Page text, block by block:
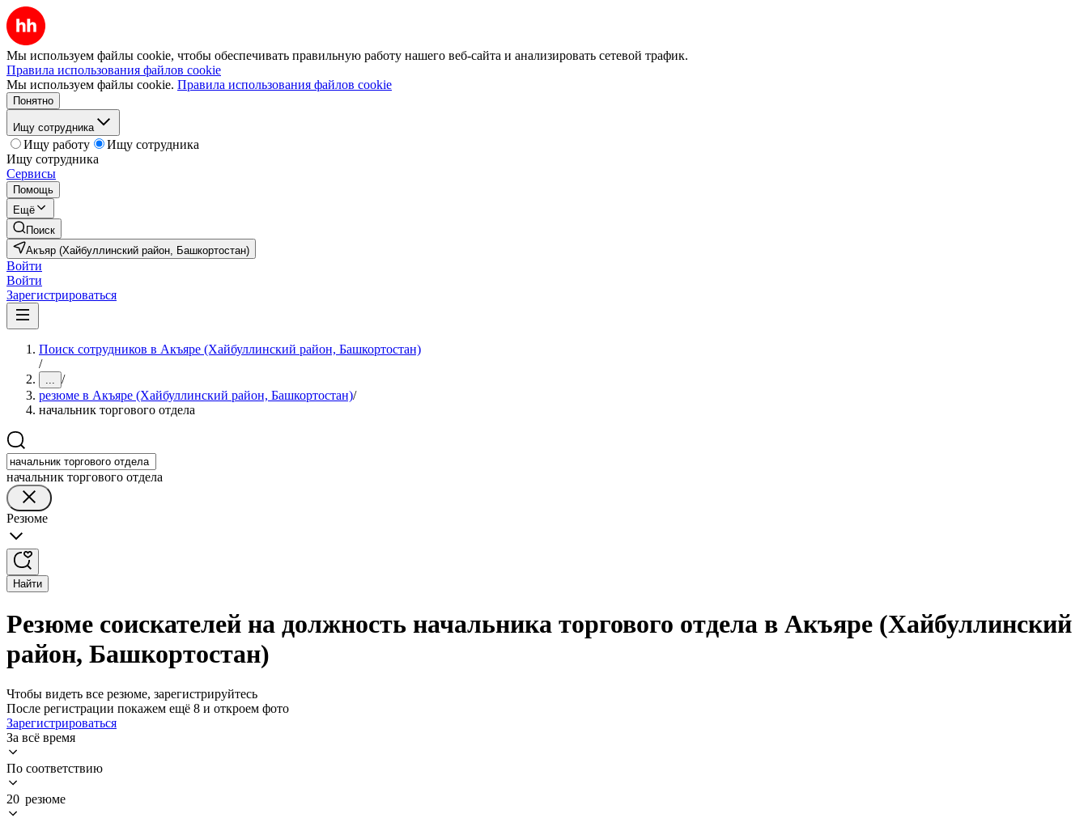
Мы используем файлы cookie, чтобы обеспечивать правильную работу нашего веб-сайта и анализировать сетевой трафик.
Правила использования файлов cookie
Мы используем файлы cookie. Правила использования файлов cookie
Понятно
Ищу сотрудника
Ищу работу
Ищу сотрудника
Ищу сотрудника
Сервисы
Помощь
Ещё
Поиск
Акъяр (Хайбуллинский район, Башкортостан)
Войти
Войти
Зарегистрироваться
Поиск сотрудников в Акъяре (Хайбуллинский район, Башкортостан)
/
... /
резюме в Акъяре (Хайбуллинский район, Башкортостан)/
начальник торгового отдела
начальник торгового отдела
Резюме
Найти
Резюме соискателей на должность начальника торгового отдела в Акъяре (Хайбуллинский
район, Башкортостан)
Чтобы видеть все резюме, зарегистрируйтесь
После регистрации покажем ещё 8 и откроем фото
Зарегистрироваться
За всё время
По соответствию
20 резюме